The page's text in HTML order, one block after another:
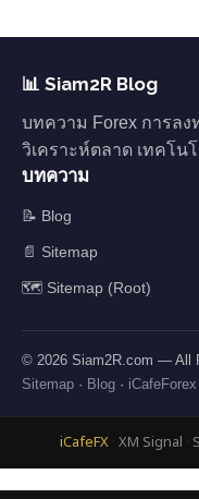
📊 Siam2R Blog
บทความ Forex การลง
วิเคราะห์ตลาด เทคโน
บทความ
📝 Blog
📄 Sitemap
🗺️ Sitemap (Root)
© 2026 Siam2R.com — All
Sitemap · Blog · iCafeForex
iCafeFX· XM Signal ·